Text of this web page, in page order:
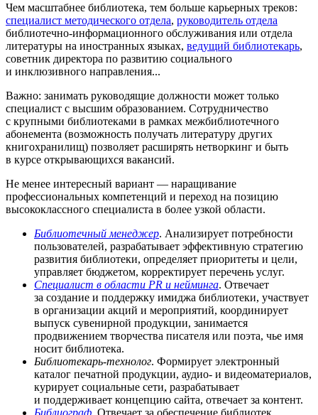
Чем масштабнее библиотека, тем больше карьерных треков:
специалист методического отдела, руководитель отдела
библиотечно-информационного обслуживания или отдела
литературы на иностранных языках, ведущий библиотекарь,
советник директора по развитию социального
и инклюзивного направления...
Важно: занимать руководящие должности может только
специалист с высшим образованием. Сотрудничество
с крупными библиотеками в рамках межбиблиотечного
абонемента (возможность получать литературу других
книгохранилищ) позволяет расширять нетворкинг и быть
в курсе открывающихся вакансий.
Не менее интересный вариант — наращивание
профессиональных компетенций и переход на позицию
высококлассного специалиста в более узкой области.
Библиотечный менеджер. Анализирует потребности
пользователей, разрабатывает эффективную стратегию
развития библиотеки, определяет приоритеты и цели,
управляет бюджетом, корректирует перечень услуг.
Специалист в области PR и нейминга. Отвечает
за создание и поддержку имиджа библиотеки, участвует
в организации акций и мероприятий, координирует
выпуск сувенирной продукции, занимается
продвижением творчества писателя или поэта, чье имя
носит библиотека.
Библиотекарь-технолог. Формирует электронный
каталог печатной продукции, аудио- и видеоматериалов,
курирует социальные сети, разрабатывает
и поддерживает концепцию сайта, отвечает за контент.
Библиограф . Отвечает за обеспечение библиотек